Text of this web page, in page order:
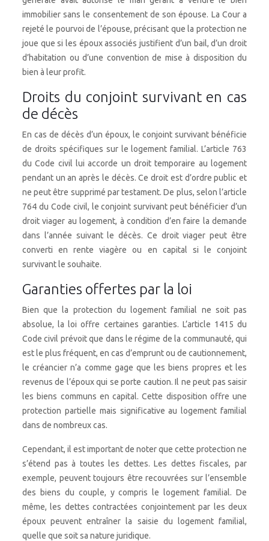
immobilier sans le consentement de son épouse. La Cour a
rejeté le pourvoi de l’épouse, précisant que la protection ne
joue que si les époux associés justifient d’un bail, d’un droit
d’habitation ou d’une convention de mise à disposition du
bien à leur profit.
Droits du conjoint survivant en cas
de décès
En cas de décès d’un époux, le conjoint survivant bénéficie
de droits spécifiques sur le logement familial. L’article 763
du Code civil lui accorde un droit temporaire au logement
pendant un an après le décès. Ce droit est d’ordre public et
ne peut être supprimé par testament. De plus, selon l’article
764 du Code civil, le conjoint survivant peut bénéficier d’un
droit viager au logement, à condition d’en faire la demande
dans l’année suivant le décès. Ce droit viager peut être
converti en rente viagère ou en capital si le conjoint
survivant le souhaite.
Garanties offertes par la loi
Bien que la protection du logement familial ne soit pas
absolue, la loi offre certaines garanties. L’article 1415 du
Code civil prévoit que dans le régime de la communauté, qui
est le plus fréquent, en cas d’emprunt ou de cautionnement,
le créancier n’a comme gage que les biens propres et les
revenus de l’époux qui se porte caution. Il ne peut pas saisir
les biens communs en capital. Cette disposition offre une
protection partielle mais significative au logement familial
dans de nombreux cas.
Cependant, il est important de noter que cette protection ne
s’étend pas à toutes les dettes. Les dettes fiscales, par
exemple, peuvent toujours être recouvrées sur l’ensemble
des biens du couple, y compris le logement familial. De
même, les dettes contractées conjointement par les deux
époux peuvent entraîner la saisie du logement familial,
quelle que soit sa nature juridique.